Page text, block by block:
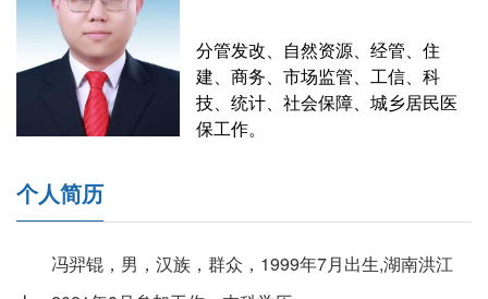
分管发改、自然资源、经管、住
建、商务、市场监管、工信、科
技、统计、社会保障、城乡居民医
保工作。
个人简历
冯羿锟，男，汉族，群众，1999年7月出生,湖南洪江